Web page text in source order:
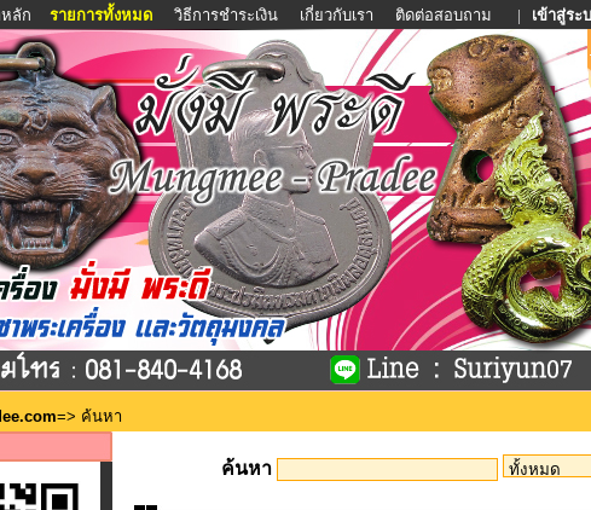
ลัก รายการทั้งหมด วิธีการชำระเงิน เกี่ยวกับเรา ติดต่อสอบถาม | เข้าสู่ระ
=> ค้นหา
ค้นหา